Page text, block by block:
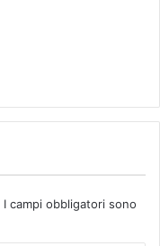
I campi obbligatori sono